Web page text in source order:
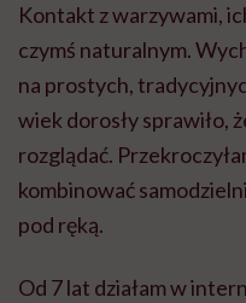
Kontakt z warzywami,
czymś naturalnym.
na prostych,
wiek dorosły sprawiło,
rozglądać.
kombinować
pod ręką.
Od 7 lat działam w